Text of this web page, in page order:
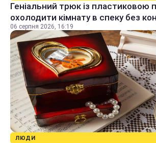
Геніальний трюк із пластиковою
охолодити кімнату в спеку без
06 серпня 2026, 16:19
ЛЮДИ